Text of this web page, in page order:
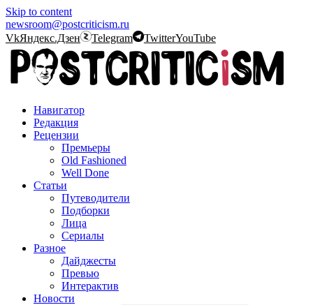
Skip to content
newsroom@postcriticism.ru
VkЯндекс.Дзен Telegram TwitterYouTube
Навигатор
Редакция
Рецензии
Премьеры
Old Fashioned
Well Done
Статьи
Путеводители
Подборки
Лица
Сериалы
Разное
Дайджесты
Превью
Интерактив
Новости